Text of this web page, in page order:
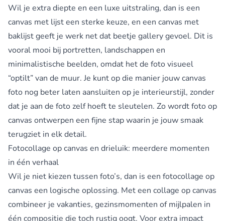
Wil je extra diepte en een luxe uitstraling, dan is een
canvas met lijst een sterke keuze, en een canvas met
baklijst geeft je werk net dat beetje gallery gevoel. Dit is
vooral mooi bij portretten, landschappen en
minimalistische beelden, omdat het de foto visueel
“optilt” van de muur. Je kunt op die manier jouw canvas
foto nog beter laten aansluiten op je interieurstijl, zonder
dat je aan de foto zelf hoeft te sleutelen. Zo wordt foto op
canvas ontwerpen een fijne stap waarin je jouw smaak
terugziet in elk detail.
Fotocollage op canvas en drieluik: meerdere momenten
in één verhaal
Wil je niet kiezen tussen foto’s, dan is een fotocollage op
canvas een logische oplossing. Met een collage op canvas
combineer je vakanties, gezinsmomenten of mijlpalen in
één compositie die toch rustig oogt. Voor extra impact